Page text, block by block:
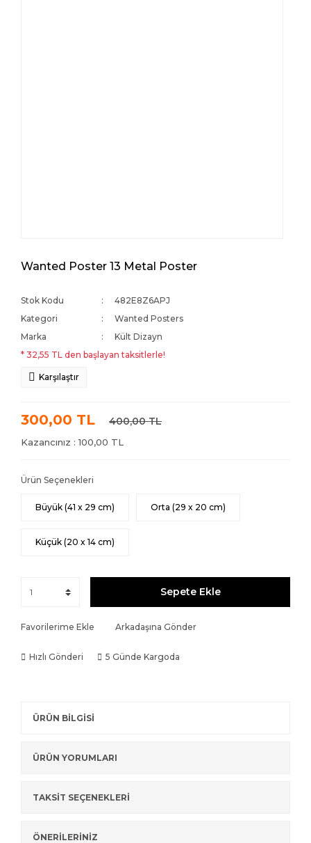
Wanted Poster 13 Metal Poster
Stok Kodu
482E8Z6APJ
Kategori
Wanted Posters
Marka
Kült Dizayn
* 32,55 TL den başlayan taksitlerle!
Karşılaştır
300,00 TL 400,00 TL
Kazancınız : 100,00 TL
Ürün Seçenekleri
Büyük (41 x 29 cm) Orta (29 x 20 cm)
Küçük (20 x 14 cm)
Sepete Ekle
Favorilerime Ekle Arkadaşına Gönder
Hızlı Gönderi 5 Günde Kargoda
ÜRÜN BİLGİSİ
ÜRÜN YORUMLARI
TAKSİT SEÇENEKLERİ
ÖNERİLERİNİZ